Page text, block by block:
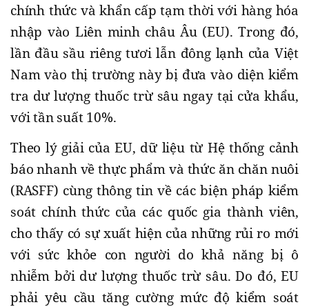
chính thức và khẩn cấp tạm thời với hàng hóa
nhập vào Liên minh châu Âu (EU). Trong đó,
lần đầu sầu riêng tươi lẫn đông lạnh của Việt
Nam vào thị trường này bị đưa vào diện kiểm
tra dư lượng thuốc trừ sâu ngay tại cửa khẩu,
với tần suất 10%.
Theo lý giải của EU, dữ liệu từ Hệ thống cảnh
báo nhanh về thực phẩm và thức ăn chăn nuôi
(RASFF) cùng thông tin về các biện pháp kiểm
soát chính thức của các quốc gia thành viên,
cho thấy có sự xuất hiện của những rủi ro mới
với sức khỏe con người do khả năng bị ô
nhiễm bởi dư lượng thuốc trừ sâu. Do đó, EU
phải yêu cầu tăng cường mức độ kiểm soát